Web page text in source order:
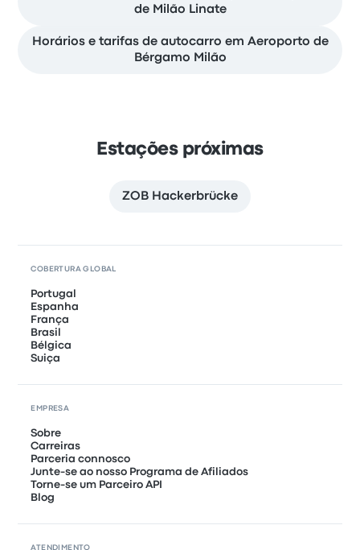
de Milão Linate
Horários e tarifas de autocarro em Aeroporto de
Bérgamo Milão
Estações próximas
ZOB Hackerbrücke
COBERTURA GLOBAL
Portugal
Espanha
França
Brasil
Bélgica
Suiça
EMPRESA
Sobre
Carreiras
Parceria connosco
Junte-se ao nosso Programa de Afiliados
Torne-se um Parceiro API
Blog
ATENDIMENTO